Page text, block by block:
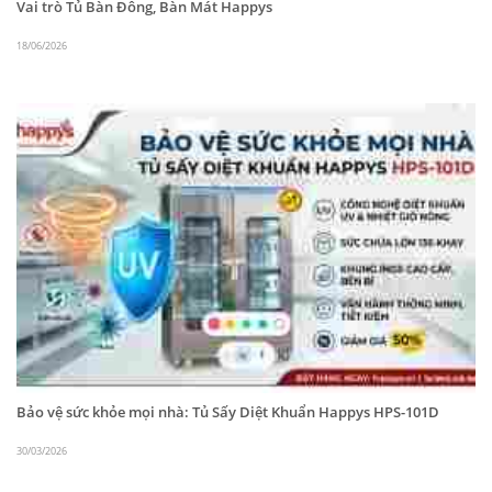
từ bên trong ra bên ngoài và nhiệt độ xâm nhập
từ bên ngoài vào bên trong.
thể điều chỉnh chia thành nhiều tầng tùy theo
nhu cầu của khách hàng.
Sử dụng chân tăng chỉ và bánh xe giúp khách
hàng dễ dàng di chuyển hơn.
2. Khử mùi hôi hiệu quả
Giày dép sau một thời gian sử dụng thường có mùi
khó chịu do mồ hôi và vi khuẩn phân hủy.
Hệ thống Ozonecó khả năng oxy hóa mạnh,
giúp loại bỏ hoàn toàn các phân tử gây mùi, giữ
cho giày dép luôn thơm tho và sạch sẽ.
Vai trò Tủ Bàn Đông, Bàn Mát Happys
18/06/2026
Bảo vệ sức khỏe mọi nhà: Tủ Sấy Diệt Khuẩn Happys HPS-101D
30/03/2026